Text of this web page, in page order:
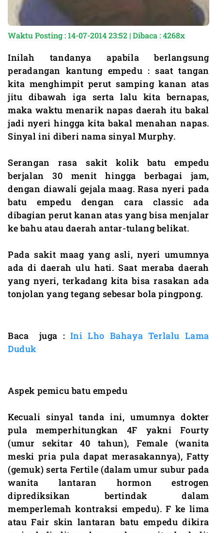
Waktu Posting : 14-07-2014 23:52 | Dibaca : 4268x
Inilah tandanya apabila berlangsung
peradangan kantung empedu : saat tangan
kita menghimpit perut samping kanan atas
jitu dibawah iga serta lalu kita bernapas,
maka waktu menarik napas daerah itu bakal
jadi nyeri hingga kita bakal menahan napas.
Sinyal ini diberi nama sinyal Murphy.
Serangan rasa sakit kolik batu empedu
berjalan 30 menit hingga berbagai jam,
dengan diawali gejala maag. Rasa nyeri pada
batu empedu dengan cara classic ada
dibagian perut kanan atas yang bisa menjalar
ke bahu atau daerah antar-tulang belikat.
Pada sakit maag yang asli, nyeri umumnya
ada di daerah ulu hati. Saat meraba daerah
yang nyeri, terkadang kita bisa rasakan ada
tonjolan yang tegang sebesar bola pingpong.
Baca juga : Ini Lho Bahaya Terlalu Lama
Duduk
Aspek pemicu batu empedu
Kecuali sinyal tanda ini, umumnya dokter
pula memperhitungkan 4F yakni Fourty
(umur sekitar 40 tahun), Female (wanita
meski pria pula dapat merasakannya), Fatty
(gemuk) serta Fertile (dalam umur subur pada
wanita lantaran hormon estrogen
diprediksikan bertindak dalam
memperlemah kontraksi empedu). F ke lima
atau Fair skin lantaran batu empedu dikira